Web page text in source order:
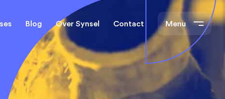
Engineers
Mechanical Engineers
Blog Over Synsel Contact Menu